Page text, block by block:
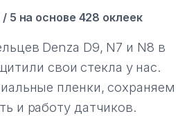
/ 5 на основе 428 оклеек
Denza D9, N7 и N8 в
свои стекла у нас.
пленки, сохраняем
и работу датчиков.